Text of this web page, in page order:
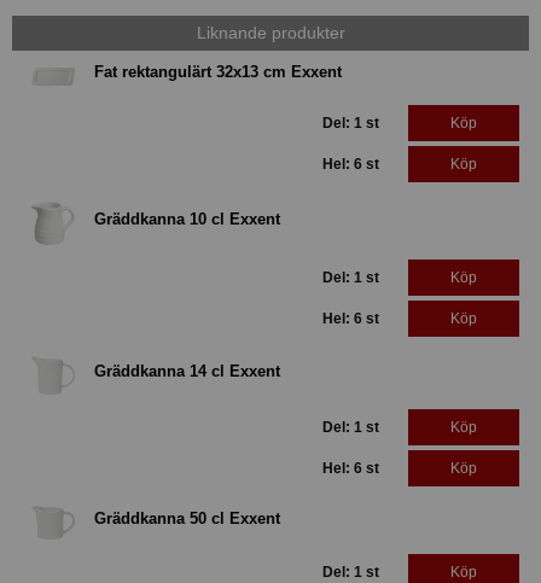
Liknande produkter
Fat rektangulärt 32x13 cm Exxent
Del: 1 st Köp
Hel: 6 st Köp
Gräddkanna 10 cl Exxent
Del: 1 st Köp
Hel: 6 st Köp
Gräddkanna 14 cl Exxent
Del: 1 st Köp
Hel: 6 st Köp
Gräddkanna 50 cl Exxent
Del: 1 st Köp